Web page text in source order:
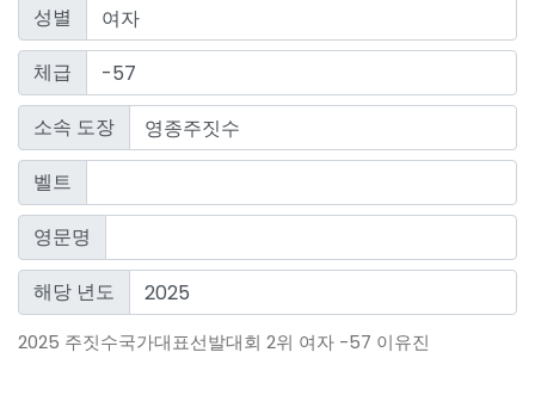
성별
체급
소속 도장
벨트
영문명
해당 년도
2025 주짓수국가대표선발대회 2위 여자 -57 이유진